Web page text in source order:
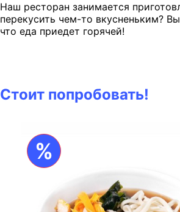
Наш ресторан занимается
перекусить чем-то вкусненьким?
что еда приедет горячей!
Стоит попробовать!
%